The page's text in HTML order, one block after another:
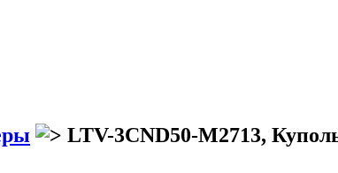
LTV-3CND50-M2713,